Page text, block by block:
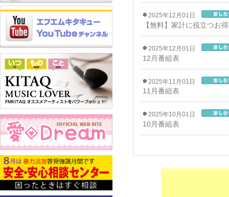
2025年12月01日
【無料】家計に役立つ
2025年12月01日
12月番組表
2025年11月01日
11月番組表
2025年10月01日
10月番組表